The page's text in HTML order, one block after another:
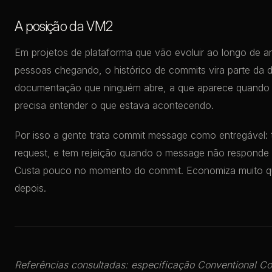
A posição da VM2
Em projetos de plataforma que vão evoluir ao longo de
pessoas chegando, o histórico de commits vira parte
documentação que ninguém abre, a que aparece
precisa entender o que estava acontecendo.
Por isso a gente trata commit message como
request, e tem rejeição quando o message não
Custa pouco no momento do commit. Economiza muito
depois.
Referências consultadas: especificação Conventional